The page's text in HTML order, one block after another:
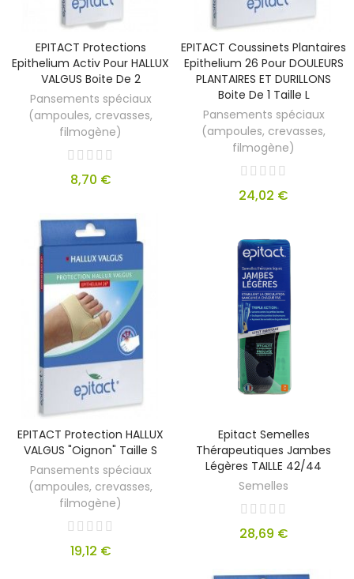
EPITACT Protections
Epithelium Activ Pour HALLUX
VALGUS Boite De 2
Pansements spéciaux
(ampoules, crevasses,
filmogène)
8,70 €
EPITACT Coussinets Plantaires
Epithelium 26 Pour DOULEURS
PLANTAIRES ET DURILLONS
Boite De 1 Taille L
Pansements spéciaux
(ampoules, crevasses,
filmogène)
24,02 €
EPITACT Protection HALLUX
VALGUS "oignon" Taille S
Pansements spéciaux
(ampoules, crevasses,
filmogène)
19,12 €
Epitact Semelles
Thérapeutiques Jambes
Légères TAILLE 42/44
Semelles
28,69 €